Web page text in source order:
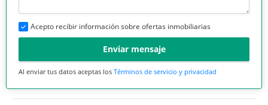
Acepto recibir información sobre ofertas inmobiliarias
Enviar mensaje
Al enviar tus datos aceptas los Términos de servicio y privacidad